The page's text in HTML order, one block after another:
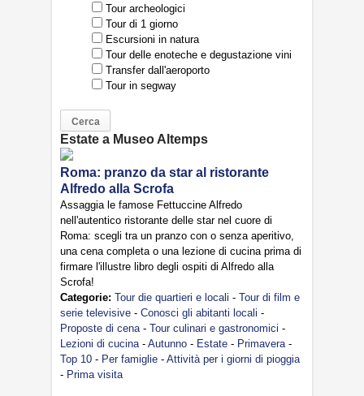
Tour archeologici
Tour di 1 giorno
Escursioni in natura
Tour delle enoteche e degustazione vini
Transfer dall'aeroporto
Tour in segway
Estate a Museo Altemps
Roma: pranzo da star al ristorante
Alfredo alla Scrofa
Assaggia le famose Fettuccine Alfredo
nell'autentico ristorante delle star nel cuore di
Roma: scegli tra un pranzo con o senza aperitivo,
una cena completa o una lezione di cucina prima di
firmare l'illustre libro degli ospiti di Alfredo alla
Scrofa!
Categorie: Tour die quartieri e locali - Tour di film e
serie televisive - Conosci gli abitanti locali -
Proposte di cena - Tour culinari e gastronomici -
Lezioni di cucina - Autunno - Estate - Primavera -
Top 10 - Per famiglie - Attività per i giorni di pioggia
- Prima visita